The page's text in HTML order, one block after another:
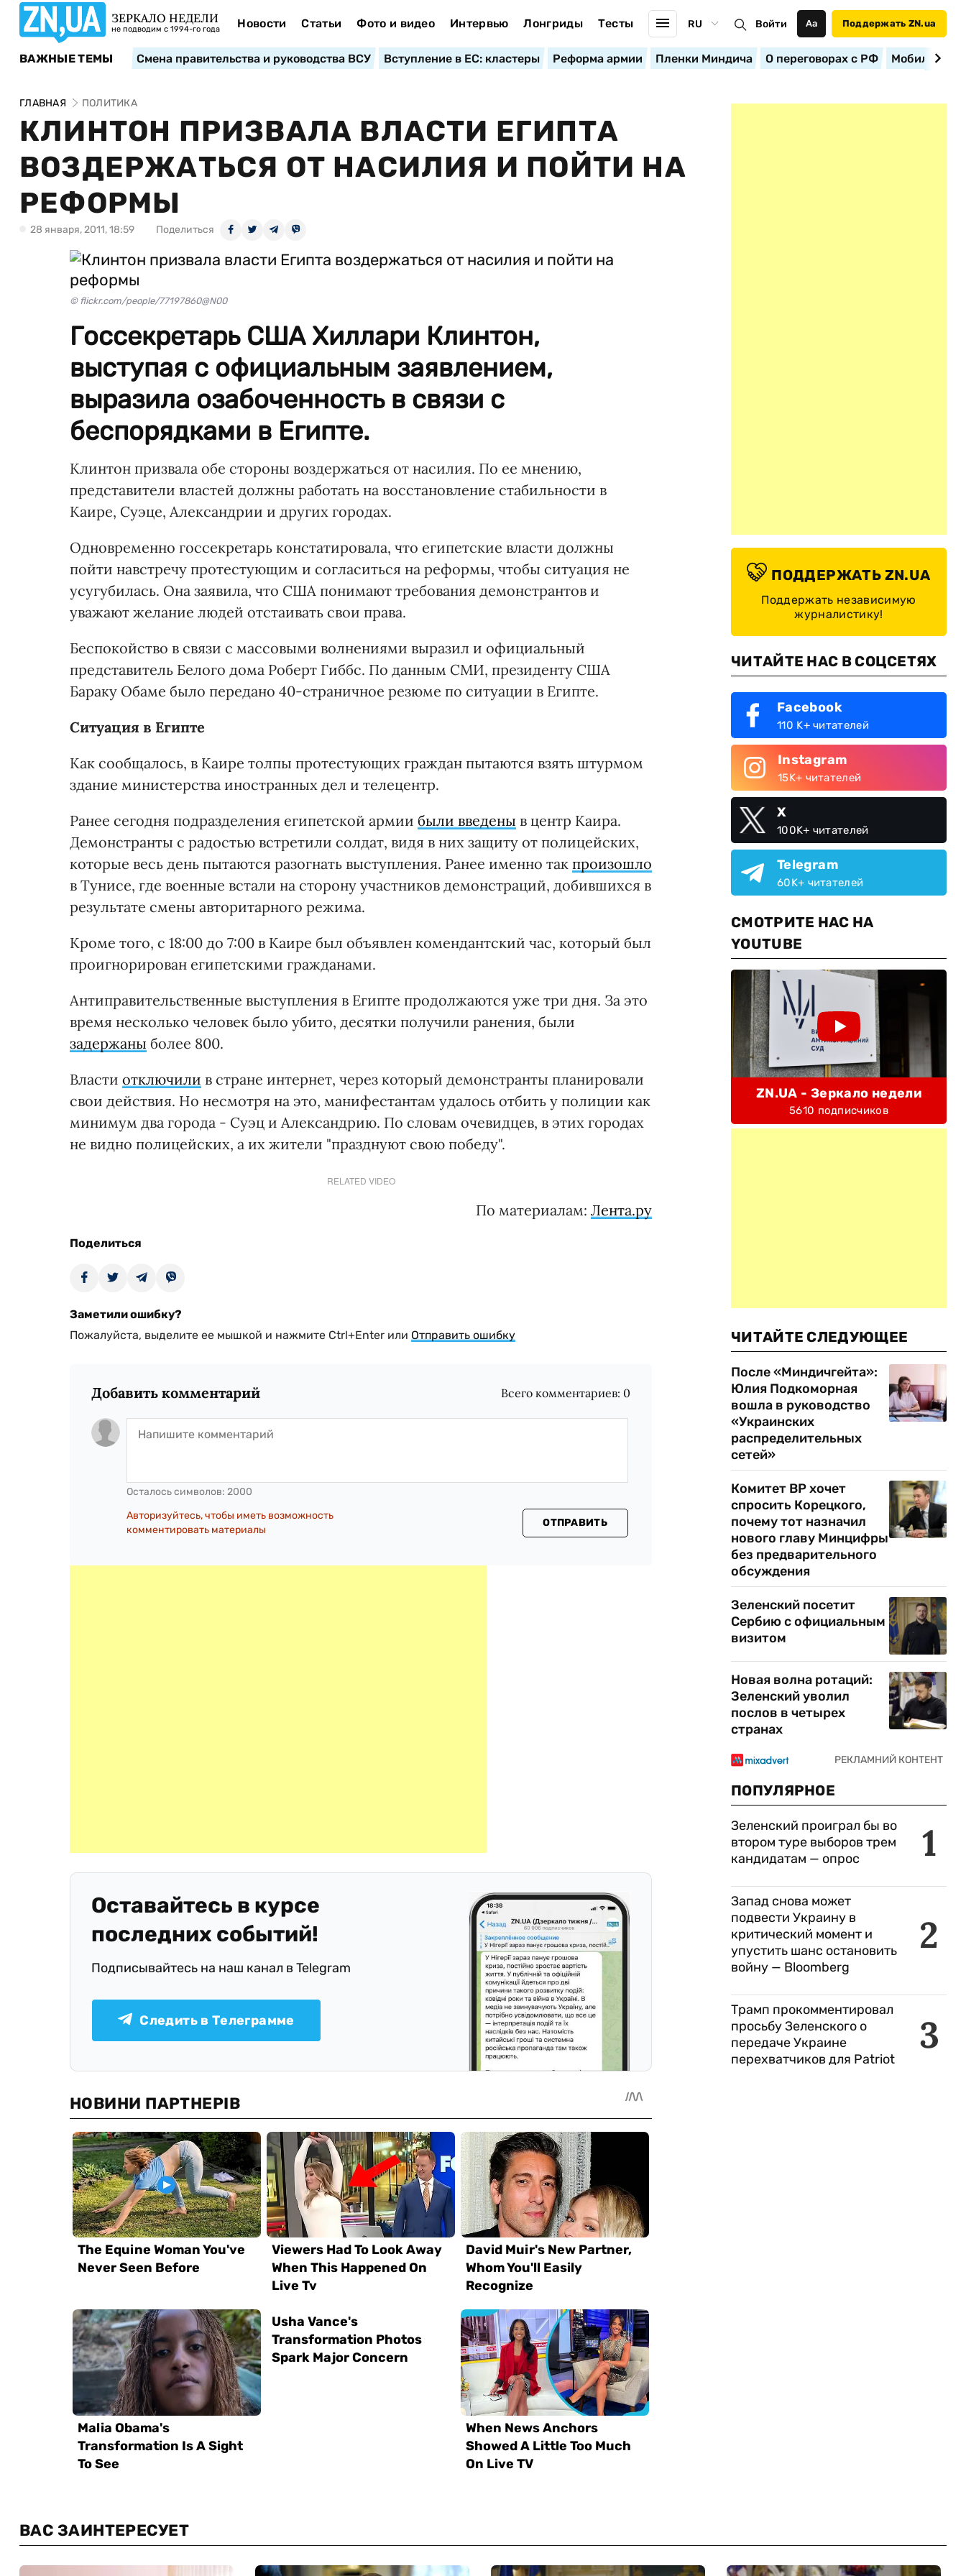
ЗЕРКАЛО НЕДЕЛИ
не подводим с 1994-го года Новости Статьи Фото и видео Интервью Лонгриды Тесты RU Войти Аа Поддержать ZN.ua
ВАЖНЫЕ ТЕМЫ Смена правительства и руководства ВСУ Вступление в ЕС: кластеры Реформа армии Пленки Миндича О переговорах с РФ
ГЛАВНАЯ ПОЛИТИКА
КЛИНТОН ПРИЗВАЛА ВЛАСТИ ЕГИПТА
ВОЗДЕРЖАТЬСЯ ОТ НАСИЛИЯ И ПОЙТИ НА
РЕФОРМЫ
28 января, 2011, 18:59 Поделиться
© flickr.com/people/77197860@N00
Госсекретарь США Хиллари Клинтон,
выступая с официальным заявлением,
выразила озабоченность в связи с
беспорядками в Египте.
Клинтон призвала обе стороны воздержаться от насилия. По ее мнению,
представители властей должны работать на восстановление стабильности в
Каире, Суэце, Александрии и других городах.
Одновременно госсекретарь констатировала, что египетские власти должны
пойти навстречу протестующим и согласиться на реформы, чтобы ситуация не
усугубилась. Она заявила, что США понимают требования демонстрантов и
уважают желание людей отстаивать свои права.
Беспокойство в связи с массовыми волнениями выразил и официальный
представитель Белого дома Роберт Гиббс. По данным СМИ, президенту США
Бараку Обаме было передано 40-страничное резюме по ситуации в Египте.
Ситуация в Египте
Как сообщалось, в Каире толпы протестующих граждан пытаются взять штурмом
здание министерства иностранных дел и телецентр.
Ранее сегодня подразделения египетской армии были введены в центр Каира.
Демонстранты с радостью встретили солдат, видя в них защиту от полицейских,
которые весь день пытаются разогнать выступления. Ранее именно так произошло
в Тунисе, где военные встали на сторону участников демонстраций, добившихся в
результате смены авторитарного режима.
Кроме того, с 18:00 до 7:00 в Каире был объявлен комендантский час, который был
проигнорирован египетскими гражданами.
Антиправительственные выступления в Египте продолжаются уже три дня. За это
время несколько человек было убито, десятки получили ранения, были
задержаны более 800.
Власти отключили в стране интернет, через который демонстранты планировали
свои действия. Но несмотря на это, манифестантам удалось отбить у полиции как
минимум два города - Суэц и Александрию. По словам очевидцев, в этих городах
не видно полицейских, а их жители "празднуют свою победу".
RELATED VIDEO
По материалам:Лента.ру
Поделиться
Заметили ошибку?
Пожалуйста, выделите ее мышкой и нажмите Ctrl+Enter или Отправить ошибку
Добавить комментарий Всего комментариев: 0
Осталось символов: 2000
Авторизуйтесь, чтобы иметь возможность
комментировать материалы
ОТПРАВИТЬ
Оставайтесь в курсе
последних событий!
Подписывайтесь на наш канал в Telegram
Следить в Телеграмме
ПОДДЕРЖАТЬ ZN.UA
Поддержать независимую
журналистику!
ЧИТАЙТЕ НАС В СОЦСЕТЯХ
Facebook
110 K+ читателей
Instagram
15K+ читателей
X
100K+ читателей
Telegram
60K+ читателей
СМОТРИТЕ НАС НА
YOUTUBE
ZN.UA - Зеркало недели
5610 подписчиков
ЧИТАЙТЕ СЛЕДУЮЩЕЕ
После «Миндичгейта»:
Юлия Подкоморная
вошла в руководство
«Украинских
распределительных
сетей»
Комитет ВР хочет
спросить Корецкого,
почему тот назначил
нового главу Минцифры
без предварительного
обсуждения
Зеленский посетит
Сербию с официальным
визитом
Новая волна ротаций:
Зеленский уволил
послов в четырех
странах
ПОПУЛЯРНОЕ
1
Зеленский проиграл бы во
втором туре выборов трем
кандидатам — опрос
2
Запад снова может
подвести Украину в
критический момент и
упустить шанс остановить
войну — Bloomberg
3
Трамп прокомментировал
просьбу Зеленского о
передаче Украине
перехватчиков для Patriot
ВАС ЗАИНТЕРЕСУЕТ